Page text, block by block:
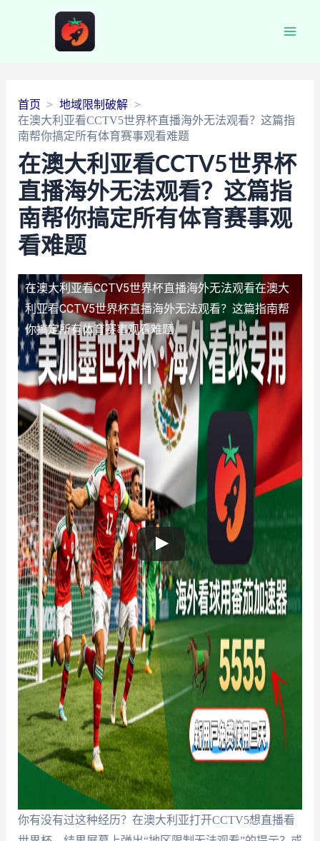
首页
地域限制破解
在澳大利亚看CCTV5世界杯直播海外无法观看？这篇指
南帮你搞定所有体育赛事观看难题
在澳大利亚看CCTV5世界杯
直播海外无法观看？这篇指
南帮你搞定所有体育赛事观
看难题
在澳大利亚看CCTV5世界杯直播海外无法观看在澳大
利亚看CCTV5世界杯直播海外无法观看？这篇指南帮
你搞定所有体育赛事观看难题
你有没有过这种经历？在澳大利亚打开CCTV5想直播看